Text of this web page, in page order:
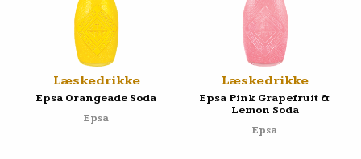
Læskedrikke
Epsa Orangeade Soda
Epsa
Læskedrikke
Epsa Pink Grapefruit &
Lemon Soda
Epsa